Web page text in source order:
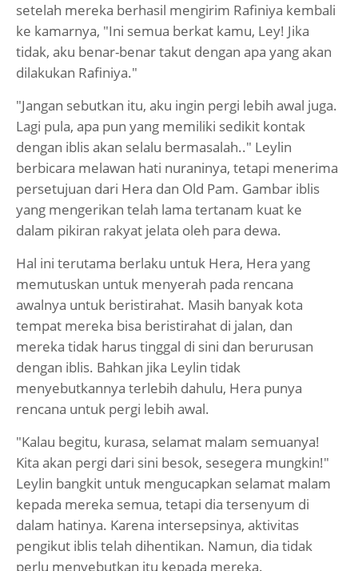
setelah mereka berhasil mengirim Rafiniya kembali
ke kamarnya, "Ini semua berkat kamu, Ley! Jika
tidak, aku benar-benar takut dengan apa yang akan
dilakukan Rafiniya."
"Jangan sebutkan itu, aku ingin pergi lebih awal juga.
Lagi pula, apa pun yang memiliki sedikit kontak
dengan iblis akan selalu bermasalah.." Leylin
berbicara melawan hati nuraninya, tetapi menerima
persetujuan dari Hera dan Old Pam. Gambar iblis
yang mengerikan telah lama tertanam kuat ke
dalam pikiran rakyat jelata oleh para dewa.
Hal ini terutama berlaku untuk Hera, Hera yang
memutuskan untuk menyerah pada rencana
awalnya untuk beristirahat. Masih banyak kota
tempat mereka bisa beristirahat di jalan, dan
mereka tidak harus tinggal di sini dan berurusan
dengan iblis. Bahkan jika Leylin tidak
menyebutkannya terlebih dahulu, Hera punya
rencana untuk pergi lebih awal.
"Kalau begitu, kurasa, selamat malam semuanya!
Kita akan pergi dari sini besok, sesegera mungkin!"
Leylin bangkit untuk mengucapkan selamat malam
kepada mereka semua, tetapi dia tersenyum di
dalam hatinya. Karena intersepsinya, aktivitas
pengikut iblis telah dihentikan. Namun, dia tidak
perlu menyebutkan itu kepada mereka.